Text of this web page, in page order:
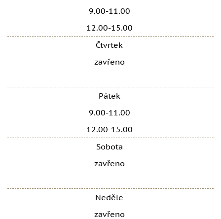
9.00-11.00
12.00-15.00
Čtvrtek
zavřeno
Pátek
9.00-11.00
12.00-15.00
Sobota
zavřeno
Neděle
zavřeno